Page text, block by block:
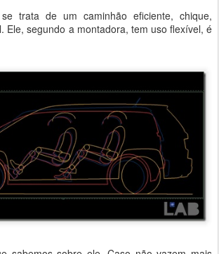
trata de um caminhão eficiente, chique,
Ele, segundo a montadora, tem uso flexível, é